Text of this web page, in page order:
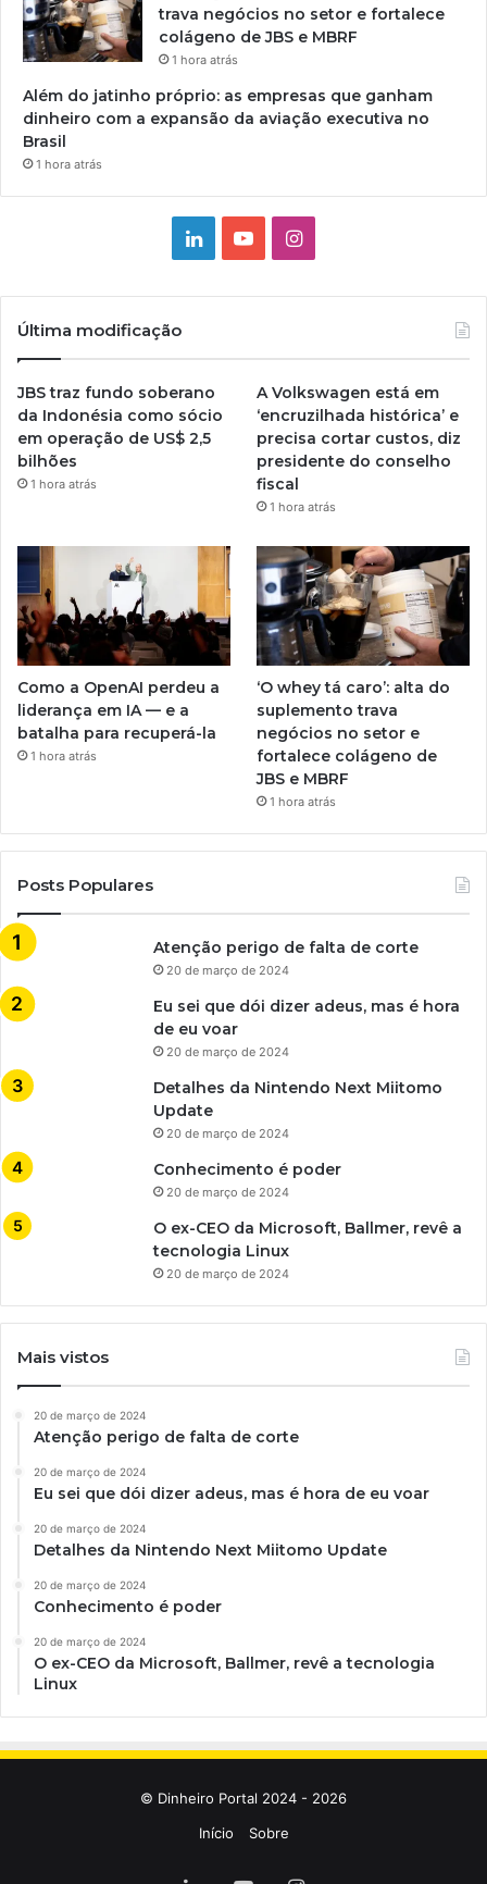
trava negócios no setor e fortalece
colágeno de JBS e MBRF
1 hora atrás
Além do jatinho próprio: as empresas que ganham
dinheiro com a expansão da aviação executiva no
Brasil
1 hora atrás
LinkedinYouTubeInstagram
Última modificação
JBS traz fundo soberano
da Indonésia como sócio
em operação de US$ 2,5
bilhões
1 hora atrás
A Volkswagen está em
‘encruzilhada histórica’ e
precisa cortar custos, diz
presidente do conselho
fiscal
1 hora atrás
Como a OpenAI perdeu a
liderança em IA — e a
batalha para recuperá-la
1 hora atrás
‘O whey tá caro’: alta do
suplemento trava
negócios no setor e
fortalece colágeno de
JBS e MBRF
1 hora atrás
Posts Populares
Atenção perigo de falta de corte
20 de março de 2024
Eu sei que dói dizer adeus, mas é hora
de eu voar
20 de março de 2024
Detalhes da Nintendo Next Miitomo
Update
20 de março de 2024
Conhecimento é poder
20 de março de 2024
O ex-CEO da Microsoft, Ballmer, revê a
tecnologia Linux
20 de março de 2024
Mais vistos
20 de março de 2024
Atenção perigo de falta de corte
20 de março de 2024
Eu sei que dói dizer adeus, mas é hora de eu voar
20 de março de 2024
Detalhes da Nintendo Next Miitomo Update
20 de março de 2024
Conhecimento é poder
20 de março de 2024
O ex-CEO da Microsoft, Ballmer, revê a tecnologia
Linux
© Dinheiro Portal 2024 - 2026
Início
Sobre